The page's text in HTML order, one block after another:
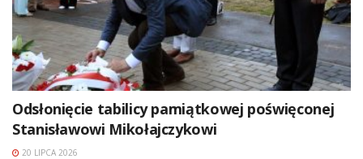
Odsłonięcie tabilicy pamiątkowej poświęconej
Stanisławowi Mikołajczykowi
20 LIPCA 2026